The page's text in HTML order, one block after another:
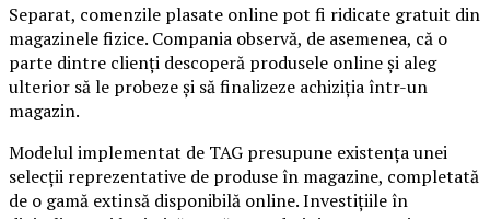
Separat, comenzile plasate online pot fi ridicate gratuit din
magazinele fizice. Compania observă, de asemenea, că o
parte dintre clienți descoperă produsele online și aleg
ulterior să le probeze și să finalizeze achiziția într-un
magazin.
Modelul implementat de TAG presupune existența unei
selecții reprezentative de produse în magazine, completată
de o gamă extinsă disponibilă online. Investițiile în